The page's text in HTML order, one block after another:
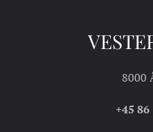
8000
+45 86